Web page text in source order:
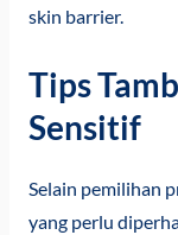
skin barrier.
Tips
Sensitif
Selain pemilihan
yang perlu